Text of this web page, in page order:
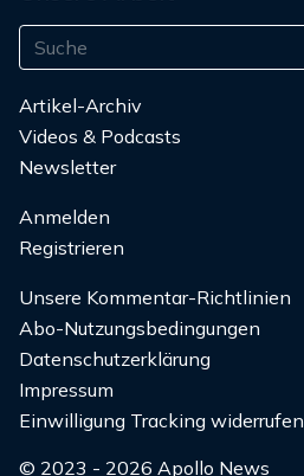
Artikel-Archiv
Videos & Podcasts
Newsletter
Anmelden
Registrieren
Unsere Kommentar-Richtlinien
Abo-Nutzungsbedingungen
Datenschutzerklärung
Impressum
Einwilligung Tracking widerrufen
© 2023 - 2026 Apollo News